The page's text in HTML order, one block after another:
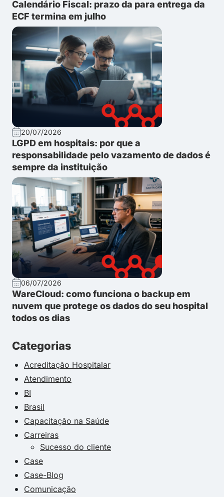
Calendário Fiscal: prazo da para entrega da
ECF termina em julho
20/07/2026
LGPD em hospitais: por que a
responsabilidade pelo vazamento de dados é
sempre da instituição
06/07/2026
WareCloud: como funciona o backup em
nuvem que protege os dados do seu hospital
todos os dias
Categorias
Acreditação Hospitalar
Atendimento
BI
Brasil
Capacitação na Saúde
Carreiras
Sucesso do cliente
Case
Case-Blog
Comunicação